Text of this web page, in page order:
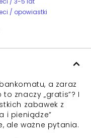
Książki / dla dzieci / opowiastki
a zaraz
znaczy „gratis”? I
zabawek z
i pieniądze”
ale ważne pytania.